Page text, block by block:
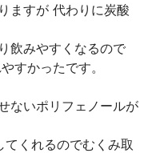
ますが 代わりに炭酸
飲みやすくなるので
すかったです。
ないポリフェノールが
くれるのでむくみ取